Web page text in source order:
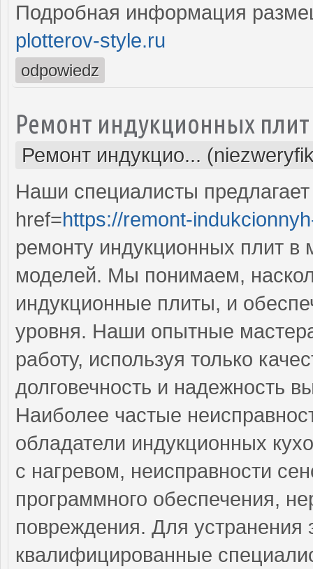
Подробная информация
plotterov-style.ru
odpowiedz
Ремонт индукционных плит
Ремонт индукцио...
Наши специалисты
href=https://remont-
ремонту индукционных плит в
моделей. Мы понимаем,
индукционные плиты, и
уровня. Наши опытные
работу, используя только
долговечность и надежность
Наиболее частые
обладатели индукционных
с нагревом, неисправности
программного обеспечения,
повреждения. Для устранения
квалифицированные